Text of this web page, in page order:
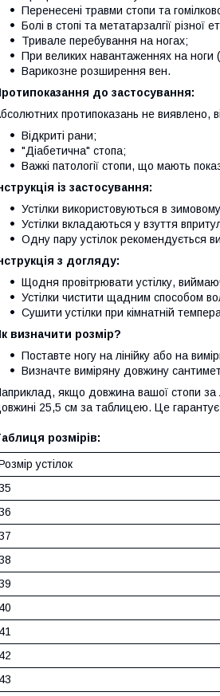
Перенесені травми стопи та
Болі в стопі та метатарзалгії різної
Тривале перебування на ногах;
При великих навантаженнях на ноги
Варикозне розширення вен.
до застосування:
протипоказань не виявлено,
Відкриті рани;
"Діабетична" стопа;
Важкі патології стопи, що мають
із застосування:
Устілки використовуються в зимовому
Устілки вкладаються у взуття
Одну пару устілок рекомендується
з догляду:
Щодня провітрювати устілку,
Устілки чистити щадним способом
Сушити устілки при кімнатній
визначити розмір?
Поставте ногу на лінійку або на
Визначте виміряну довжину
якщо довжина вашої стопи за
25,5 см за таблицею. Це гарантує
розмірів:
устілок